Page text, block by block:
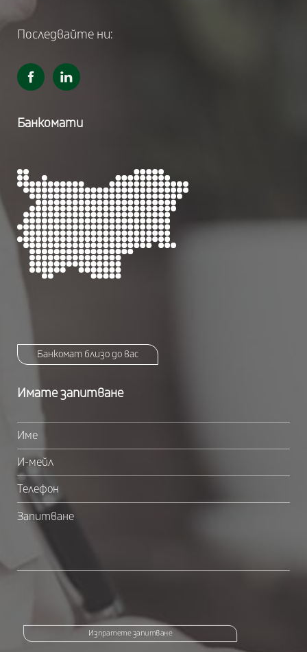
Последвайте ни:
Банкомати
Банкомат близо до вас
Имате запитване
Изпратете запитване